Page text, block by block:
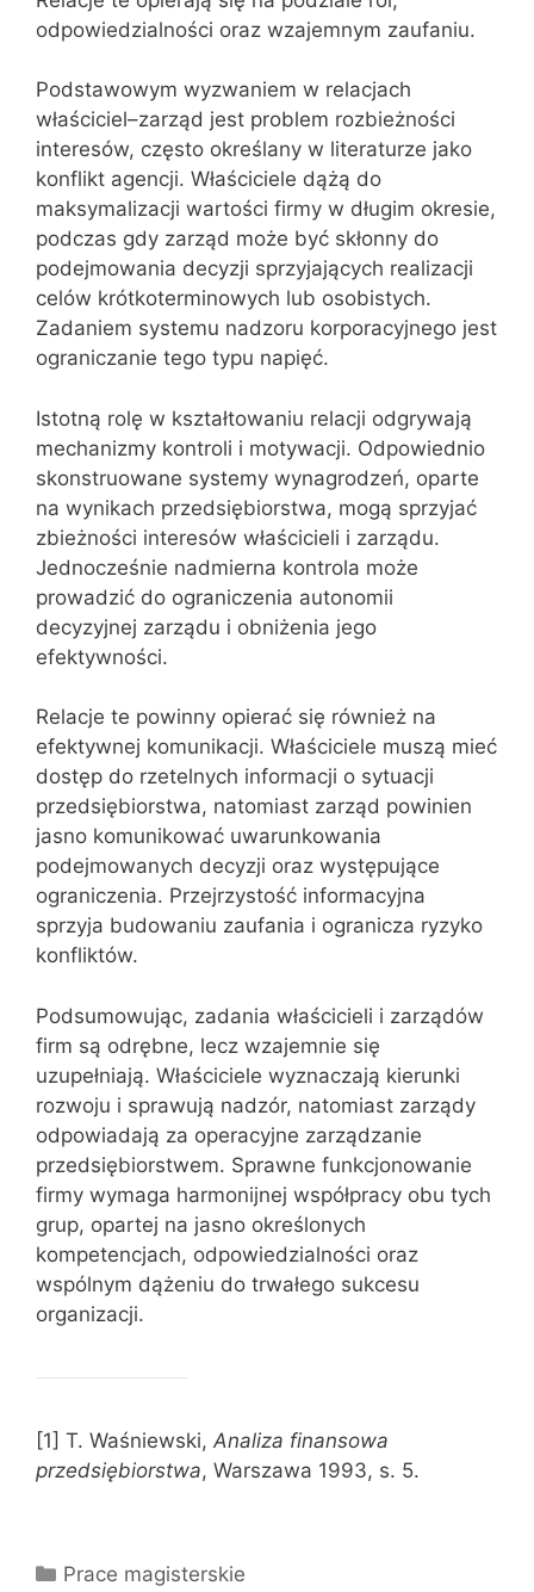
odpowiedzialności oraz wzajemnym zaufaniu.
Podstawowym wyzwaniem w relacjach
właściciel–zarząd jest problem rozbieżności
interesów, często określany w literaturze jako
konflikt agencji. Właściciele dążą do
maksymalizacji wartości firmy w długim okresie,
podczas gdy zarząd może być skłonny do
podejmowania decyzji sprzyjających realizacji
celów krótkoterminowych lub osobistych.
Zadaniem systemu nadzoru korporacyjnego jest
ograniczanie tego typu napięć.
Istotną rolę w kształtowaniu relacji odgrywają
mechanizmy kontroli i motywacji. Odpowiednio
skonstruowane systemy wynagrodzeń, oparte
na wynikach przedsiębiorstwa, mogą sprzyjać
zbieżności interesów właścicieli i zarządu.
Jednocześnie nadmierna kontrola może
prowadzić do ograniczenia autonomii
decyzyjnej zarządu i obniżenia jego
efektywności.
Relacje te powinny opierać się również na
efektywnej komunikacji. Właściciele muszą mieć
dostęp do rzetelnych informacji o sytuacji
przedsiębiorstwa, natomiast zarząd powinien
jasno komunikować uwarunkowania
podejmowanych decyzji oraz występujące
ograniczenia. Przejrzystość informacyjna
sprzyja budowaniu zaufania i ogranicza ryzyko
konfliktów.
Podsumowując, zadania właścicieli i zarządów
firm są odrębne, lecz wzajemnie się
uzupełniają. Właściciele wyznaczają kierunki
rozwoju i sprawują nadzór, natomiast zarządy
odpowiadają za operacyjne zarządzanie
przedsiębiorstwem. Sprawne funkcjonowanie
firmy wymaga harmonijnej współpracy obu tych
grup, opartej na jasno określonych
kompetencjach, odpowiedzialności oraz
wspólnym dążeniu do trwałego sukcesu
organizacji.
[1] T. Waśniewski, Analiza finansowa
przedsiębiorstwa, Warszawa 1993, s. 5.
Kategorie
Prace magisterskie